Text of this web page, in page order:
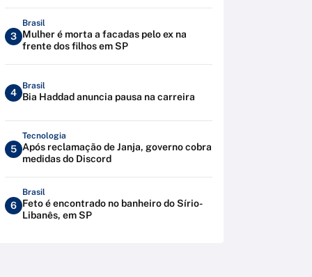
3
Brasil
Mulher é morta a facadas pelo ex na
frente dos filhos em SP
4
Brasil
Bia Haddad anuncia pausa na carreira
5
Tecnologia
Após reclamação de Janja, governo cobra
medidas do Discord
6
Brasil
Feto é encontrado no banheiro do Sírio-
Libanês, em SP